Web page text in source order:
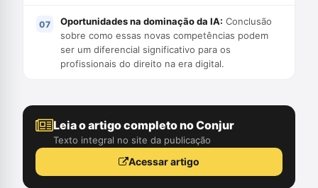
Oportunidades na dominação da IA: Conclusão
sobre como essas novas competências podem
ser um diferencial significativo para os
profissionais do direito na era digital.
Leia o artigo completo no Conjur
Texto integral no site da publicação
Acessar artigo